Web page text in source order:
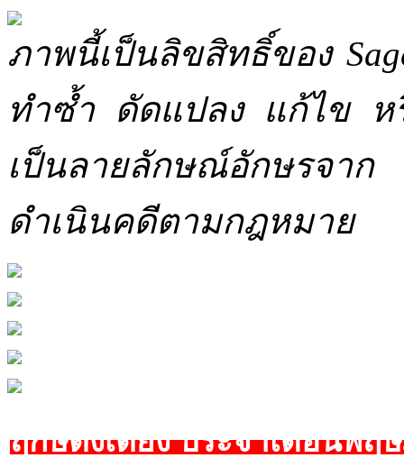
ภาพนี้เป็นลิขสิทธิ์ของ
ทำซ้ำ ดัดแปลง แก้ไข ห
เป็นลายลักษณ์อักษรจาก
ดำเนินคดีตามกฎหมาย
ฤกษ์ตั้งเตียง ประจำเดือนพฤ